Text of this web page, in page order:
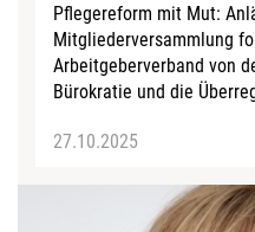
Pflegereform mit Mut:
Mitgliederversammlung
Arbeitgeberverband von
Bürokratie und die
27.10.2025